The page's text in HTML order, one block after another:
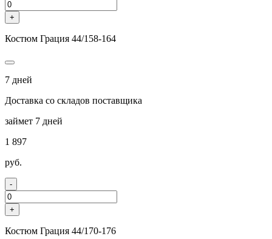
+
Костюм Грация 44/158-164
7 дней
Доставка со складов поставщика
займет 7 дней
1 897
руб.
-
+
Костюм Грация 44/170-176